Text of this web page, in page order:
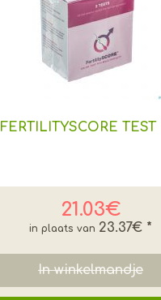
FERTILITYSCORE TEST
21.03€
23.37€ *
In winkelmandje